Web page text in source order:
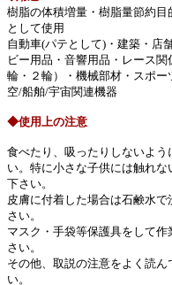
樹脂の体積増量・樹脂量節約目
として使用
自動車(パテとして)・建築・店
ビー用品・音響用品・レース関
輪・２輪）・機械部材・スポー
空/船舶/宇宙関連機器
◆使用上の注意
食べたり、吸ったりしないよう
い。特に小さな子供には触れな
下さい。
皮膚に付着した場合は石鹸水で
さい。
マスク・手袋等保護具をして作
さい。
その他、取説の注意をよく読ん
い。